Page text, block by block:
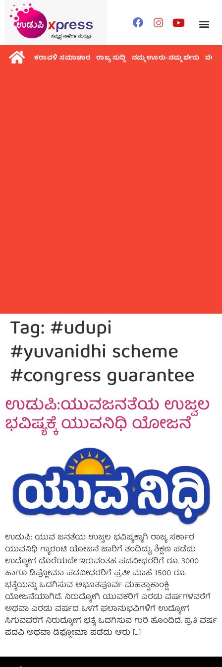
ಕರಾವಳಿ ಸಮಾಚಾರ ರಾಜ್ಯ ಸುದ್ದಿ ನಮ್ಮ ಊರು-ನಮ್ಮ ಬೇರು ದೇಶ
Tag:#udupi
#yuvanidhi scheme
#congress guarantee
ಉಡುಪಿ:ಯುವಜನತೆಯ ಉಜ್ವಲ
ಭವಿಷ್ಯಕ್ಕೆ ಯುವನಿಧಿ ಯೋಜನೆ
ಉಡುಪಿ: ಯುವ ಜನತೆಯ ಉಜ್ವಲ ಭವಿಷ್ಯಕ್ಕಾಗಿ ರಾಜ್ಯ ಸರ್ಕಾರ
ಯುವನಿಧಿ ಗ್ಯಾರಂಟಿ ಯೋಜನೆ ಜಾರಿಗೆ ತಂದಿದ್ದು, ಶಿಕ್ಷಣ ಪಡೆದು
ಉದ್ಯೋಗ ದೊರೆಯದೇ ಇರುವಂತಹ ಪದವೀಧರರಿಗೆ ರೂ. 3000
ಹಾಗೂ ಡಿಪ್ಲೋಮಾ ಪದವೀಧರರಿಗೆ ಪ್ರತೀ ಮಾಹೆ 1500 ರೂ.
ಭತ್ಯೆಯನ್ನು ಒದಗಿಸುವ ಅಭೂತಪೂರ್ವ ಮಹತ್ವಾಕಾಂಕ್ಷಿ
ಯೋಜನೆಯಾಗಿದೆ. ನಿರುದ್ಯೋಗಿ ಯುವಕರಿಗೆ ಎರಡು ವರ್ಷಗಳವರೆಗೆ
ಅಥವಾ ಎರಡು ವರ್ಷದ ಒಳಗೆ ಫಲಾನುಭವಿಗಳಿಗೆ ಉದ್ಯೋಗ
ಸಿಗುವವರೆಗೆ ನಿರುದ್ಯೋಗ ಭತ್ಯೆ ಒದಗಿಸುವ ಗುರಿ ಹೊಂದಿದೆ. ಪ್ರತಿ ವರ್ಷ
ಪದವಿ ಅಥವಾ ಡಿಪ್ಲೋಮಾ ಪಡೆದು ಆರು […]